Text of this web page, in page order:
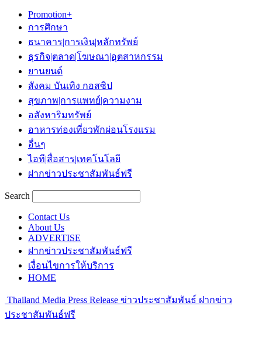
Promotion+
การศึกษา
ธนาคาร|การเงิน|หลักทรัพย์
ธุรกิจ|ตลาด|โฆษณา|อุตสาหกรรม
ยานยนต์
สังคม บันเทิง กอสซิป
สุขภาพ|การแพทย์|ความงาม
อสังหาริมทรัพย์
อาหารท่องเที่ยวพักผ่อนโรงแรม
อื่นๆ
ไอที|สื่อสาร|เทคโนโลยี
ฝากข่าวประชาสัมพันธ์ฟรี
Search
Contact Us
About Us
ADVERTISE
ฝากข่าวประชาสัมพันธ์ฟรี
เงื่อนไขการให้บริการ
HOME
Thailand Media Press Release ข่าวประชาสัมพันธ์ ฝากข่าว
ประชาสัมพันธ์ฟรี